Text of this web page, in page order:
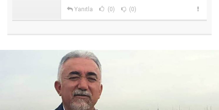
Yanıtla (0) (0)